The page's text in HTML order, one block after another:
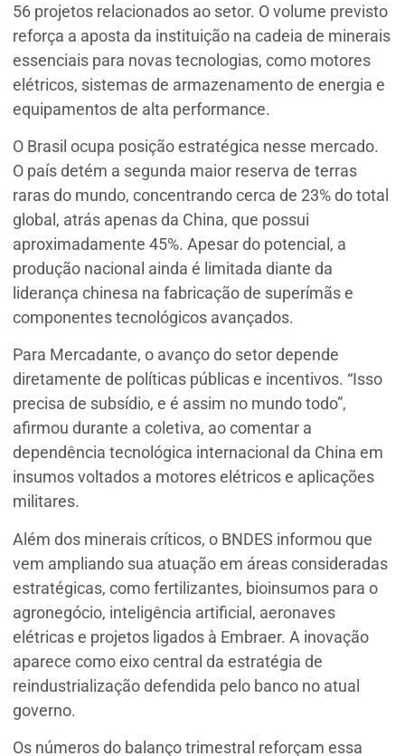
56 projetos relacionados ao setor. O volume previsto
reforça a aposta da instituição na cadeia de minerais
essenciais para novas tecnologias, como motores
elétricos, sistemas de armazenamento de energia e
equipamentos de alta performance.
O Brasil ocupa posição estratégica nesse mercado.
O país detém a segunda maior reserva de terras
raras do mundo, concentrando cerca de 23% do total
global, atrás apenas da China, que possui
aproximadamente 45%. Apesar do potencial, a
produção nacional ainda é limitada diante da
liderança chinesa na fabricação de superímãs e
componentes tecnológicos avançados.
Para Mercadante, o avanço do setor depende
diretamente de políticas públicas e incentivos. “Isso
precisa de subsídio, e é assim no mundo todo”,
afirmou durante a coletiva, ao comentar a
dependência tecnológica internacional da China em
insumos voltados a motores elétricos e aplicações
militares.
Além dos minerais críticos, o BNDES informou que
vem ampliando sua atuação em áreas consideradas
estratégicas, como fertilizantes, bioinsumos para o
agronegócio, inteligência artificial, aeronaves
elétricas e projetos ligados à Embraer. A inovação
aparece como eixo central da estratégia de
reindustrialização defendida pelo banco no atual
governo.
Os números do balanço trimestral reforçam essa